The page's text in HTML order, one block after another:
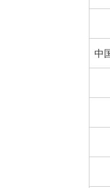
中